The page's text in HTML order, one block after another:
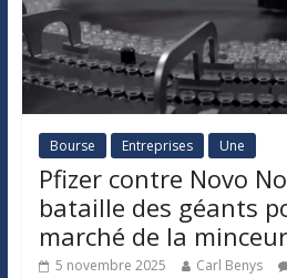
Bourse Entreprises Une
Pfizer contre Novo
bataille des géants
marché de la minceur
5 novembre 2025 Carl Benys